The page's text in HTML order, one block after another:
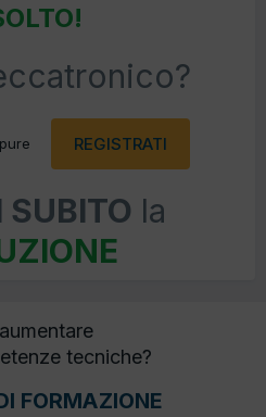
REGISTRATI
SUBITO la
tecniche?
FORMAZIONE